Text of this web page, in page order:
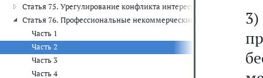
Статья 75. Урегулирование конфликта интересов при
Статья 76. Профессиональные некоммерческие организации,
Часть 1
Часть 2
Часть 3
Часть 4